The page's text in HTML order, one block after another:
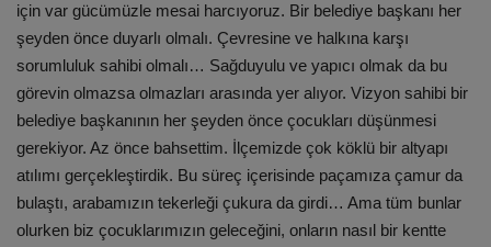
için var gücümüzle mesai harcıyoruz. Bir belediye başkanı her
şeyden önce duyarlı olmalı. Çevresine ve halkına karşı
sorumluluk sahibi olmalı… Sağduyulu ve yapıcı olmak da bu
görevin olmazsa olmazları arasında yer alıyor. Vizyon sahibi bir
belediye başkanının her şeyden önce çocukları düşünmesi
gerekiyor. Az önce bahsettim. İlçemizde çok köklü bir altyapı
atılımı gerçekleştirdik. Bu süreç içerisinde paçamıza çamur da
bulaştı, arabamızın tekerleği çukura da girdi… Ama tüm bunlar
olurken biz çocuklarımızın geleceğini, onların nasıl bir kentte